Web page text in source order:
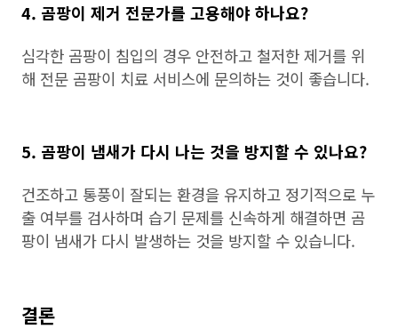
4. 곰팡이 제거 전문가를 고용해야 하나요?
심각한 곰팡이 침입의 경우 안전하고 철저한 제거를 위
해 전문 곰팡이 치료 서비스에 문의하는 것이 좋습니다.
5. 곰팡이 냄새가 다시 나는 것을 방지할 수 있나요?
건조하고 통풍이 잘되는 환경을 유지하고 정기적으로 누
출 여부를 검사하며 습기 문제를 신속하게 해결하면 곰
팡이 냄새가 다시 발생하는 것을 방지할 수 있습니다.
결론